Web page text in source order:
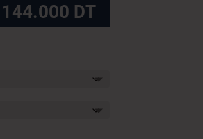
144.000 DT